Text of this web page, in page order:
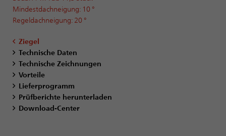
Mindestdachneigung: 10 °
Regeldachneigung: 20 °
Ziegel
Technische Daten
Technische Zeichnungen
Vorteile
Lieferprogramm
Prüfberichte herunterladen
Download-Center